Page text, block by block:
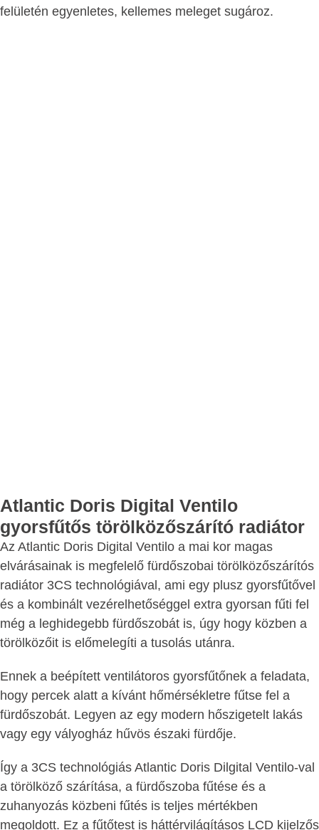
felületén egyenletes, kellemes meleget sugároz.
Atlantic Doris Digital Ventilo
gyorsfűtős törölközőszárító radiátor
Az Atlantic Doris Digital Ventilo a mai kor magas
elvárásainak is megfelelő fürdőszobai törölközőszárítós
radiátor 3CS technológiával, ami egy plusz gyorsfűtővel
és a kombinált vezérelhetőséggel extra gyorsan fűti fel
még a leghidegebb fürdőszobát is, úgy hogy közben a
törölközőit is előmelegíti a tusolás utánra.
Ennek a beépített ventilátoros gyorsfűtőnek a feladata,
hogy percek alatt a kívánt hőmérsékletre fűtse fel a
fürdőszobát. Legyen az egy modern hőszigetelt lakás
vagy egy vályogház hűvös északi fürdője.
Így a 3CS technológiás Atlantic Doris Dilgital Ventilo-val
a törölköző szárítása, a fürdőszoba fűtése és a
zuhanyozás közbeni fűtés is teljes mértékben
megoldott. Ez a fűtőtest is háttérvilágításos LCD kijelzős